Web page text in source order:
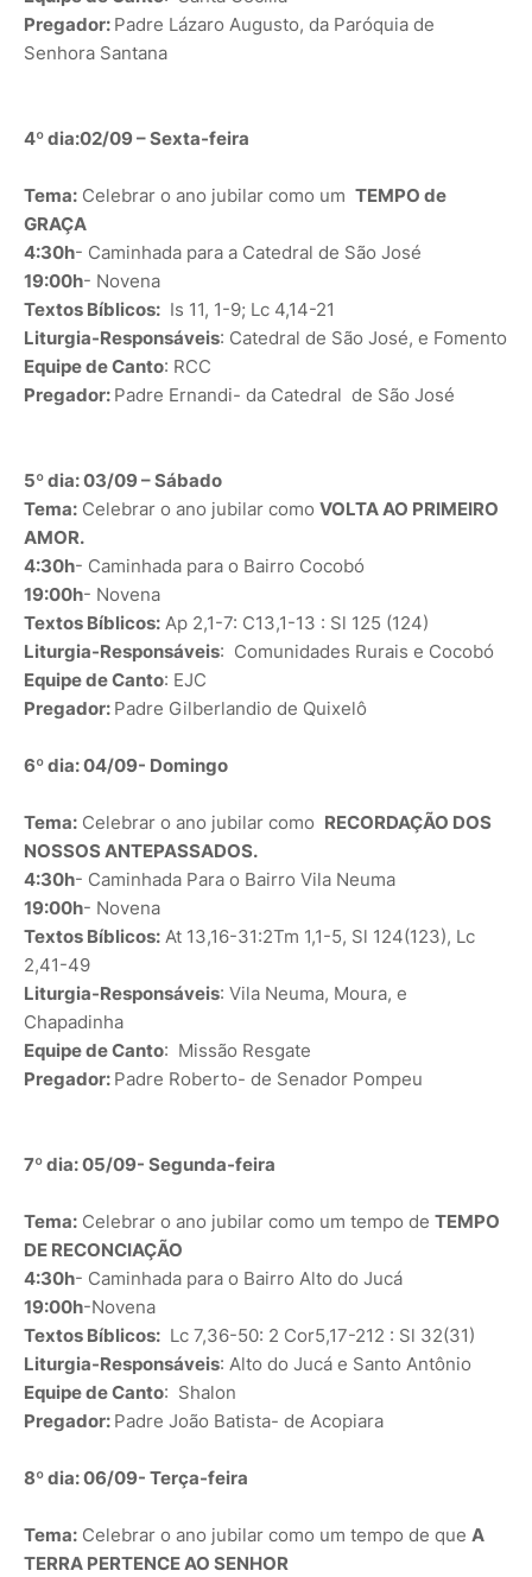
Pregador: Padre Lázaro Augusto, da Paróquia de
Senhora Santana
4º dia:02/09 – Sexta-feira
Tema: Celebrar o ano jubilar como um TEMPO de
GRAÇA
4:30h- Caminhada para a Catedral de São José
19:00h- Novena
Textos Bíblicos: Is 11, 1-9; Lc 4,14-21
Liturgia-Responsáveis: Catedral de São José, e Fomento
Equipe de Canto: RCC
Pregador: Padre Ernandi- da Catedral de São José
5º dia: 03/09 – Sábado
Tema: Celebrar o ano jubilar como VOLTA AO PRIMEIRO
AMOR.
4:30h- Caminhada para o Bairro Cocobó
19:00h- Novena
Textos Bíblicos: Ap 2,1-7: C13,1-13 : Sl 125 (124)
Liturgia-Responsáveis: Comunidades Rurais e Cocobó
Equipe de Canto: EJC
Pregador: Padre Gilberlandio de Quixelô
6º dia: 04/09- Domingo
Tema: Celebrar o ano jubilar como RECORDAÇÃO DOS
NOSSOS ANTEPASSADOS.
4:30h- Caminhada Para o Bairro Vila Neuma
19:00h- Novena
Textos Bíblicos: At 13,16-31:2Tm 1,1-5, Sl 124(123), Lc
2,41-49
Liturgia-Responsáveis: Vila Neuma, Moura, e
Chapadinha
Equipe de Canto: Missão Resgate
Pregador: Padre Roberto- de Senador Pompeu
7º dia: 05/09- Segunda-feira
Tema: Celebrar o ano jubilar como um tempo de TEMPO
DE RECONCIAÇÃO
4:30h- Caminhada para o Bairro Alto do Jucá
19:00h-Novena
Textos Bíblicos: Lc 7,36-50: 2 Cor5,17-212 : Sl 32(31)
Liturgia-Responsáveis: Alto do Jucá e Santo Antônio
Equipe de Canto: Shalon
Pregador: Padre João Batista- de Acopiara
8º dia: 06/09- Terça-feira
Tema: Celebrar o ano jubilar como um tempo de que A
TERRA PERTENCE AO SENHOR